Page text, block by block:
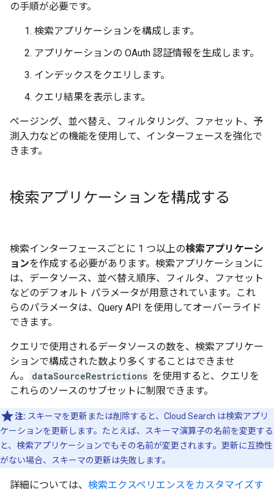
の手順が必要です。
検索アプリケーションを構成します。
アプリケーションの OAuth 認証情報を生成します。
インデックスをクエリします。
クエリ結果を表示します。
ページング、並べ替え、フィルタリング、ファセット、予
測入力などの機能を使用して、インターフェースを強化で
きます。
検索アプリケーションを構成する
検索インターフェースごとに 1 つ以上の検索アプリケーシ
ョンを作成する必要があります。検索アプリケーションに
は、データソース、並べ替え順序、フィルタ、ファセット
などのデフォルト パラメータが用意されています。これ
らのパラメータは、Query API を使用してオーバーライド
できます。
クエリで使用されるデータソースの数を、検索アプリケー
ションで構成された数より多くすることはできませ
ん。
dataSourceRestrictions を使用すると、クエリを
これらのソースのサブセットに制限できます。
注: スキーマを更新または削除すると、Cloud Search は検索アプリ
ケーションを更新します。たとえば、スキーマ演算子の名前を変更する
と、検索アプリケーションでもその名前が変更されます。更新に互換性
がない場合、スキーマの更新は失敗します。
詳細については、 検索エクスペリエンスをカスタマイズす